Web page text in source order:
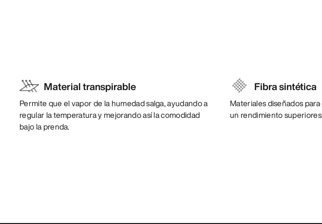
Material transpirable
Permite que el vapor de la humedad salga, ayudando a
regular la temperatura y mejorando así la comodidad
bajo la prenda.
Fibra sintética
Materiales diseñados
un rendimiento